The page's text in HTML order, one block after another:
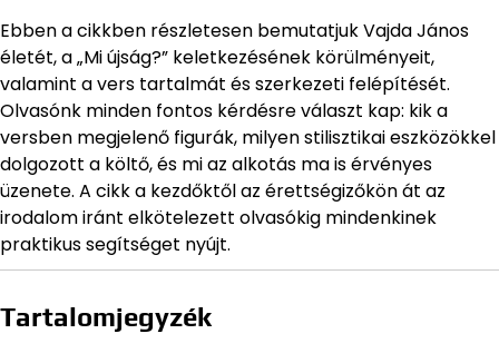
Ebben a cikkben részletesen bemutatjuk Vajda János
életét, a „Mi újság?” keletkezésének körülményeit,
valamint a vers tartalmát és szerkezeti felépítését.
Olvasónk minden fontos kérdésre választ kap: kik a
versben megjelenő figurák, milyen stilisztikai eszközökkel
dolgozott a költő, és mi az alkotás ma is érvényes
üzenete. A cikk a kezdőktől az érettségizőkön át az
irodalom iránt elkötelezett olvasókig mindenkinek
praktikus segítséget nyújt.
Tartalomjegyzék